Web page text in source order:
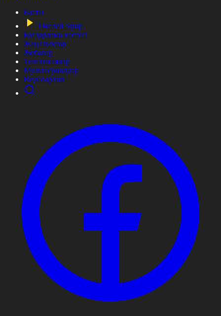
Басты
Тікелей эфир
Бағдарлама кестесі
Жаңалықтар
Жобалар
Телехикаялар
Мультсериалдар
Видеоархив